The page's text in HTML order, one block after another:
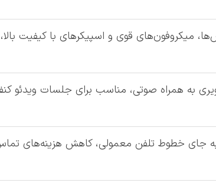
میکروفون‌های قوی و اسپیکرهای با کیفیت
به همراه صوتی، مناسب برای جلسات ویدئو
جای خطوط تلفن معمولی، کاهش هزینه‌های تماس